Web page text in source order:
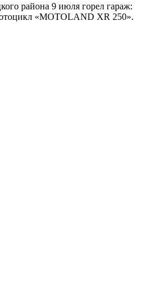
района 9 июля горел гараж:
«MOTOLAND XR 250».